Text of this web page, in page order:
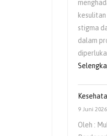
stigma
dalam
9 Juni 2026
Oleh :